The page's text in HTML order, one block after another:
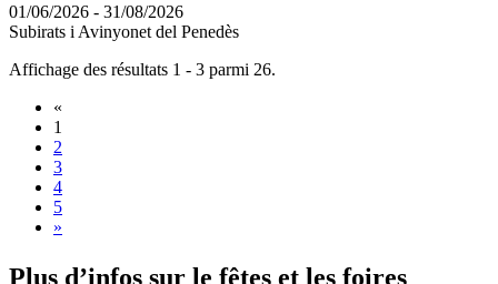
01/06/2026 - 31/08/2026
Subirats i Avinyonet del Penedès
Affichage des résultats 1 - 3 parmi 26.
«
1
2
3
4
5
»
Plus d’infos sur le fêtes et les foires